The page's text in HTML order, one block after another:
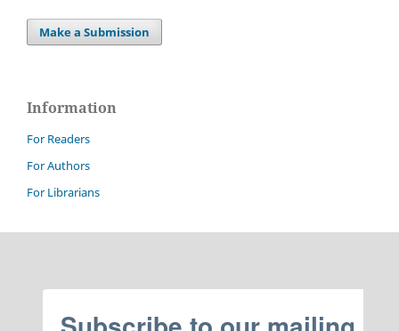
Make a Submission
Information
For Readers
For Authors
For Librarians